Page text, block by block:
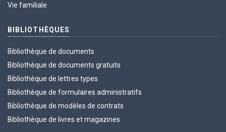
Vie familiale
BIBLIOTHÈQUES
Bibliothèque de documents
Bibliothèque de documents gratuits
Bibliothèque de lettres types
Bibliothèque de formulaires administratifs
Bibliothèque de modèles de contrats
Bibliothèque de livres et magazines